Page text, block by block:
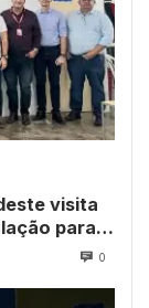
visita
para
0